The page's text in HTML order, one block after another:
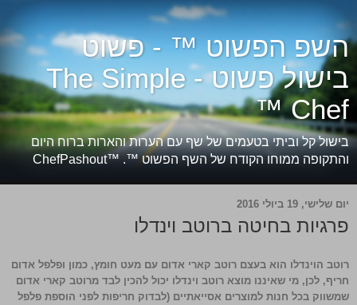
השפ הפשוט ™ - פשוט
בישול פשוט - The Simple
Chef ™
בישול קל וביתי בטעמים של שף עם הערות והארות ברוח היום
והתקופה ממוחו הקודח של השף הפשוט ™. ™ChefPashout
יום שלישי, 19 ביולי 2016
פרגיות בחיטה ברוטב וינדלו
רוטב הוינדלו הוא בעצם רוטב קארי אדום עם מעט חומץ, כמון ופלפל אדום
חריף, לכן, מי שאיננו מוצא רוטב וינדלו יכול להכין לבד מרוטב קארי אדום
שמשווק בכל חנות למוצרים אסייאתיים (לבדוק חריפות לפני הוספת פלפל